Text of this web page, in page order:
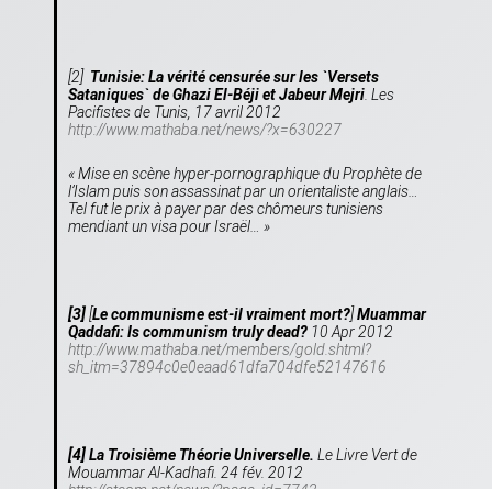
[2] Tunisie: La vérité censurée sur les `Versets
Sataniques` de Ghazi El-Béji et Jabeur Mejri . Les
Pacifistes de Tunis, 17 avril 2012
http://www.mathaba.net/news/?x=630227
«Mise en scène hyper-pornographique du Prophète de
l’Islam puis son assassinat par un orientaliste anglais…
Tel fut le prix à payer par des chômeurs tunisiens
mendiant un visa pour Israël… »
[3][Le communisme est-il vraiment mort?]Muammar
Qaddafi: Is communism truly dead? 10 Apr 2012
http://www.mathaba.net/members/gold.shtml?
sh_itm=37894c0e0eaad61dfa704dfe52147616
[4]La Troisième Théorie Universelle. Le Livre Vert de
Mouammar Al-Kadhafi. 24 fév. 2012